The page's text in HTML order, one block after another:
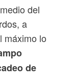
del
a
máximo lo
de